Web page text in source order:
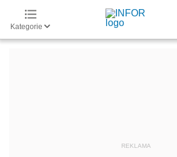
Kategorie